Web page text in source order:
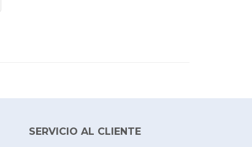
SERVICIO AL CLIENTE